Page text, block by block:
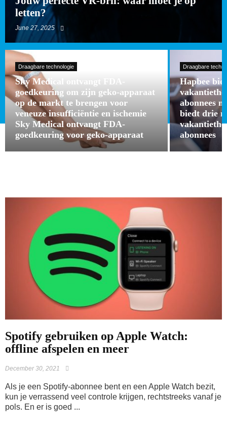
letten?
June 27, 2025
Draagbare technologie
Sky Medical ontvangt FDA-
goedkeuring om zijn geko-apparaat
op de markt te brengen voor
veneuze insufficiëntie en ischemie
Sky Medical ontvangt FDA-
goedkeuring voor geko-apparaat
Draagbare
Hapbee
abonnees
biedt drie
abonnees
Spotify gebruiken op Apple Watch:
offline afspelen en meer
December 30, 2021
Als je een Spotify-abonnee bent en een Apple Watch bezit,
kun je verrassend veel controle krijgen, rechtstreeks vanaf je
pols. En er is goed ...